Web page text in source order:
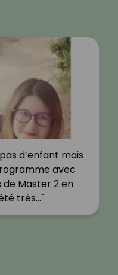
d’enfant mais
avec
de Master 2 en
très…"